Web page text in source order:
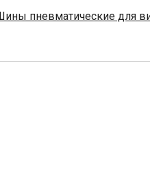
пневматические для